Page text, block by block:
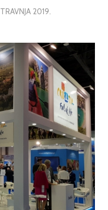
2019.